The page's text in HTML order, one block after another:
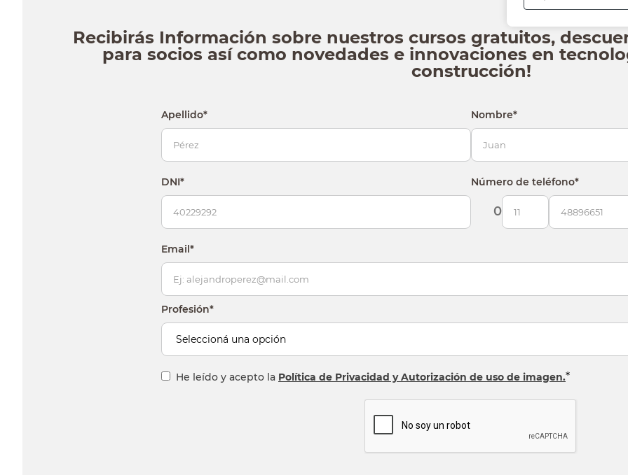
Recibirás Información sobre nuestros cursos gratuitos,
para socios así como novedades e innovaciones en
construcción!
Apellido* Nombre*
DNI* Número de teléfono*
0
Email*
Profesión*
He leído y acepto la Política de Privacidad y Autorización de uso de imagen.*
espejo
vanitory
ceramica